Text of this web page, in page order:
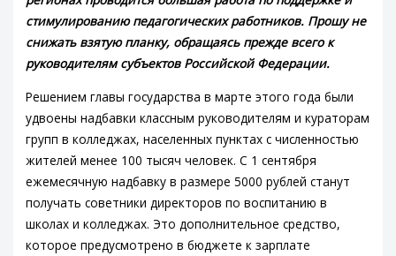
стимулированию педагогических работников. Прошу не
снижать взятую планку, обращаясь прежде всего к
руководителям субъектов Российской Федерации.
Решением главы государства в марте этого года были
удвоены надбавки классным руководителям и кураторам
групп в колледжах, населенных пунктах с численностью
жителей менее 100 тысяч человек. С 1 сентября
ежемесячную надбавку в размере 5000 рублей станут
получать советники директоров по воспитанию в
школах и колледжах. Это дополнительное средство,
которое предусмотрено в бюджете к зарплате